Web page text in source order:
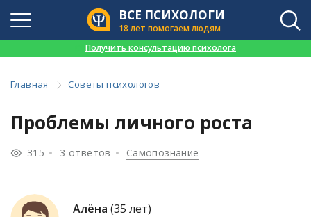
ВСЕ ПСИХОЛОГИ
18 лет помогаем людям
Получить консультацию психолога
Главная Советы психологов
Проблемы личного роста
315 3 ответов Самопознание
Алёна (35 лет)